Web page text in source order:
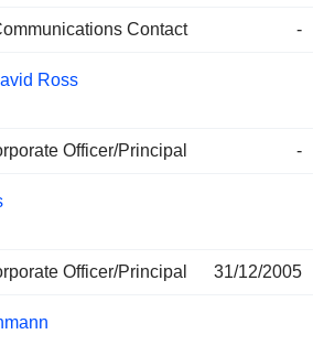
Contact -
Ross
Officer/Principal -
Officer/Principal 31/12/2005